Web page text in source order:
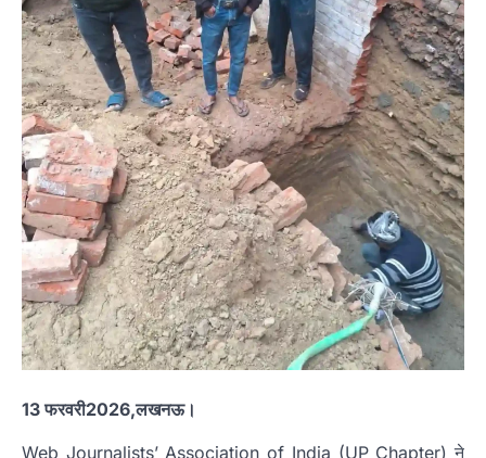
13 फरवरी2026,लखनऊ।
Web Journalists’ Association of India (UP Chapter) ने